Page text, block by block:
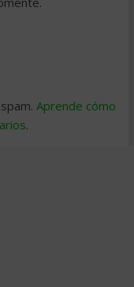
Aprende cómo
.